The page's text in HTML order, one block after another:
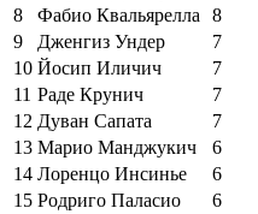
8
Фабио Квальярелла
8
9
Дженгиз Ундер
7
10 Йосип Иличич
7
11 Раде Крунич
7
12 Дуван Сапата
7
13 Марио Манджукич
6
14 Лоренцо Инсинье
6
15 Родриго Паласио 6